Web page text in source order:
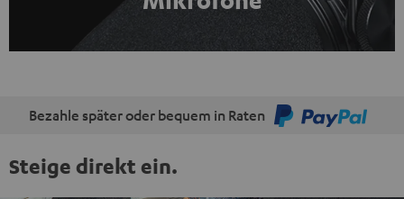
Bezahle später oder bequem in Raten
Steige direkt ein.